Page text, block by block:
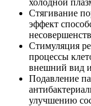
Стягивание
эффект
Стимуляция
процессы
внешний вид
Подавление
улучшению